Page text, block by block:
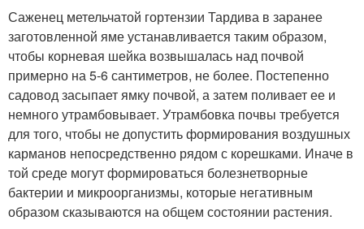
Саженец метельчатой гортензии Тардива в заранее
заготовленной яме устанавливается таким образом,
чтобы корневая шейка возвышалась над почвой
примерно на 5-6 сантиметров, не более. Постепенно
садовод засыпает ямку почвой, а затем поливает ее и
немного утрамбовывает. Утрамбовка почвы требуется
для того, чтобы не допустить формирования воздушных
карманов непосредственно рядом с корешками. Иначе в
той среде могут формироваться болезнетворные
бактерии и микроорганизмы, которые негативным
образом сказываются на общем состоянии растения.